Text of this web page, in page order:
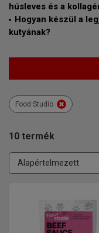
húsleves és a
Hogyan készül a
kutyának?
10 termék
Food Studio